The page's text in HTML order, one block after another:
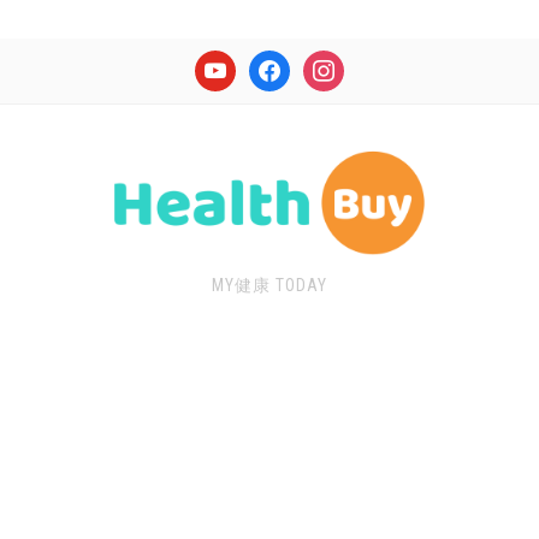
youtube facebookinstagram
MY健康 TODAY